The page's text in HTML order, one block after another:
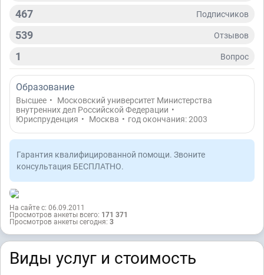
467 Подписчиков
539 Отзывов
1 Вопрос
Образование
Высшее •
Московский университет Министерства
внутренних дел Российской Федерации •
Юриспруденция • Москва • год окончания: 2003
Гарантия квалифицированной помощи. Звоните
консультация БЕСПЛАТНО.
На сайте с: 06.09.2011
Просмотров анкеты всего: 171 371
Просмотров анкеты сегодня: 3
Виды услуг и стоимость